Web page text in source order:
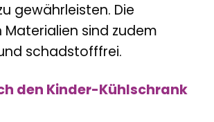
gewährleisten. Die
sind zudem
schadstofffrei.
den Kinder-Kühlschrank